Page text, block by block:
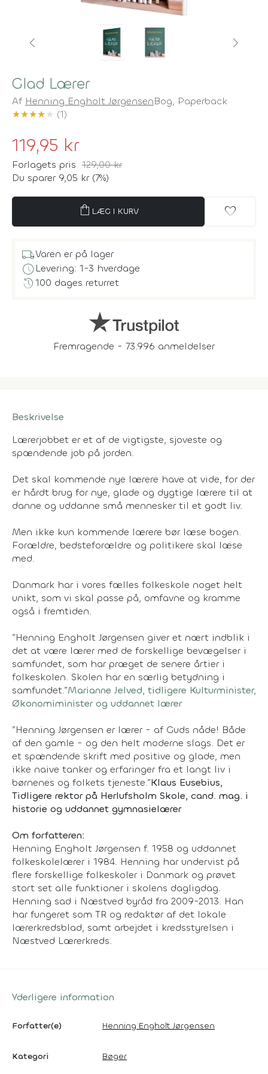
Glad Lærer
Af Henning Engholt JørgensenBog, Paperback
★★★★★ (1)
119,95 kr
Forlagets pris 129,00 kr
Du sparer 9,05 kr (7%)
shopping_bag LÆG I KURV favorite
local_shippingVaren er på lager
scheduleLevering: 1-3 hverdage
history100 dages returret
Fremragende - 73.996 anmeldelser
Beskrivelse
Lærerjobbet er et af de vigtigste, sjoveste og
spændende job på jorden.
Det skal kommende nye lærere have at vide, for der
er hårdt brug for nye, glade og dygtige lærere til at
danne og uddanne små mennesker til et godt liv.
Men ikke kun kommende lærere bør læse bogen.
Forældre, bedsteforældre og politikere skal læse
med.
Danmark har i vores fælles folkeskole noget helt
unikt, som vi skal passe på, omfavne og kramme
også i fremtiden.
”Henning Engholt Jørgensen giver et nært indblik i
det at være lærer med de forskellige bevægelser i
samfundet, som har præget de senere årtier i
folkeskolen. Skolen har en særlig betydning i
samfundet.”Marianne Jelved, tidligere Kulturminister,
Økonomiminister og uddannet lærer
”Henning Jørgensen er lærer - af Guds nåde! Både
af den gamle - og den helt moderne slags. Det er
et spændende skrift med positive og glade, men
ikke naive tanker og erfaringer fra et langt liv i
børnenes og folkets tjeneste.”Klaus Eusebius,
Tidligere rektor på Herlufsholm Skole, cand. mag. i
historie og uddannet gymnasielærer
Om forfatteren:
Henning Engholt Jørgensen f. 1958 og uddannet
folkeskolelærer i 1984. Henning har undervist på
flere forskellige folkeskoler i Danmark og prøvet
stort set alle funktioner i skolens dagligdag.
Henning sad i Næstved byråd fra 2009-2013. Han
har fungeret som TR og redaktør af det lokale
lærerkredsblad, samt arbejdet i kredsstyrelsen i
Næstved Lærerkreds.
Yderligere information
Forfatter(e) Henning Engholt Jørgensen
Kategori Bøger